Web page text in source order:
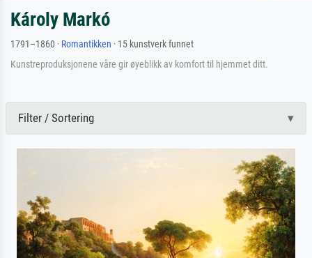
Károly Markó
1791–1860 · Romantikken · 15 kunstverk funnet
Kunstreproduksjonene våre gir øyeblikk av komfort til hjemmet ditt.
Filter / Sortering